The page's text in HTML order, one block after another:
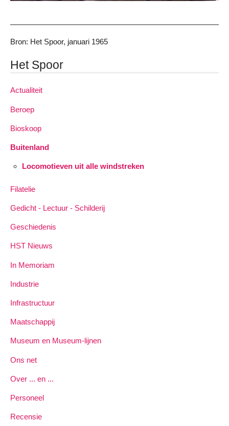
Bron: Het Spoor, januari 1965
Het Spoor
Actualiteit
Beroep
Bioskoop
Buitenland
Locomotieven uit alle windstreken
Filatelie
Gedicht - Lectuur - Schilderij
Geschiedenis
HST Nieuws
In Memoriam
Industrie
Infrastructuur
Maatschappij
Museum en Museum-lijnen
Ons net
Over ... en ...
Personeel
Recensie